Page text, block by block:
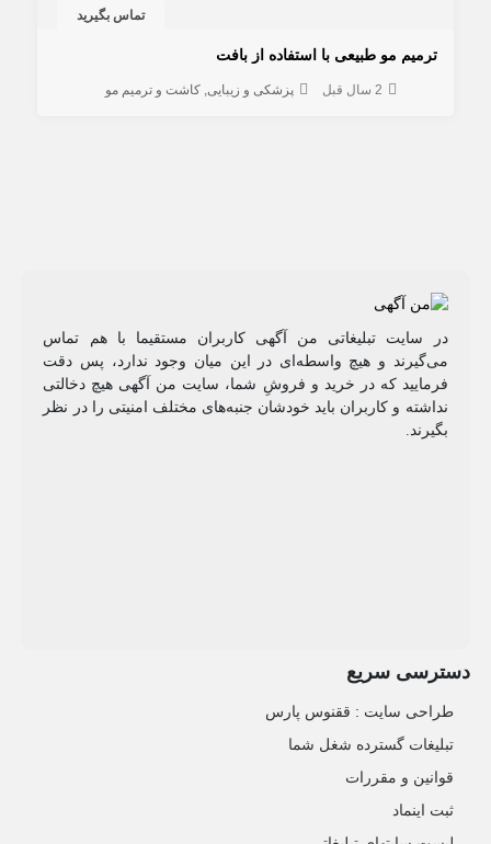
تماس بگیرید
ترمیم مو طبیعی با استفاده از بافت
2 سال قبل پزشکی و زیبایی کاشت و ترمیم مو
در سایت تبلیغاتی من آگهی کاربران مستقیما با هم تماس
می‌گیرند و هیچ واسطه‌ای در این میان وجود ندارد، پس دقت
فرمایید که در خرید و فروشِ شما، سایت من آگهی هیچ دخالتی
نداشته و کاربران باید خودشان جنبه‌های مختلف امنیتی را در نظر
بگیرند.
دسترسی سریع
طراحی سایت :‌ ققنوس پارس
تبلیغات گسترده شغل شما
قوانین و مقررات
ثبت اینماد